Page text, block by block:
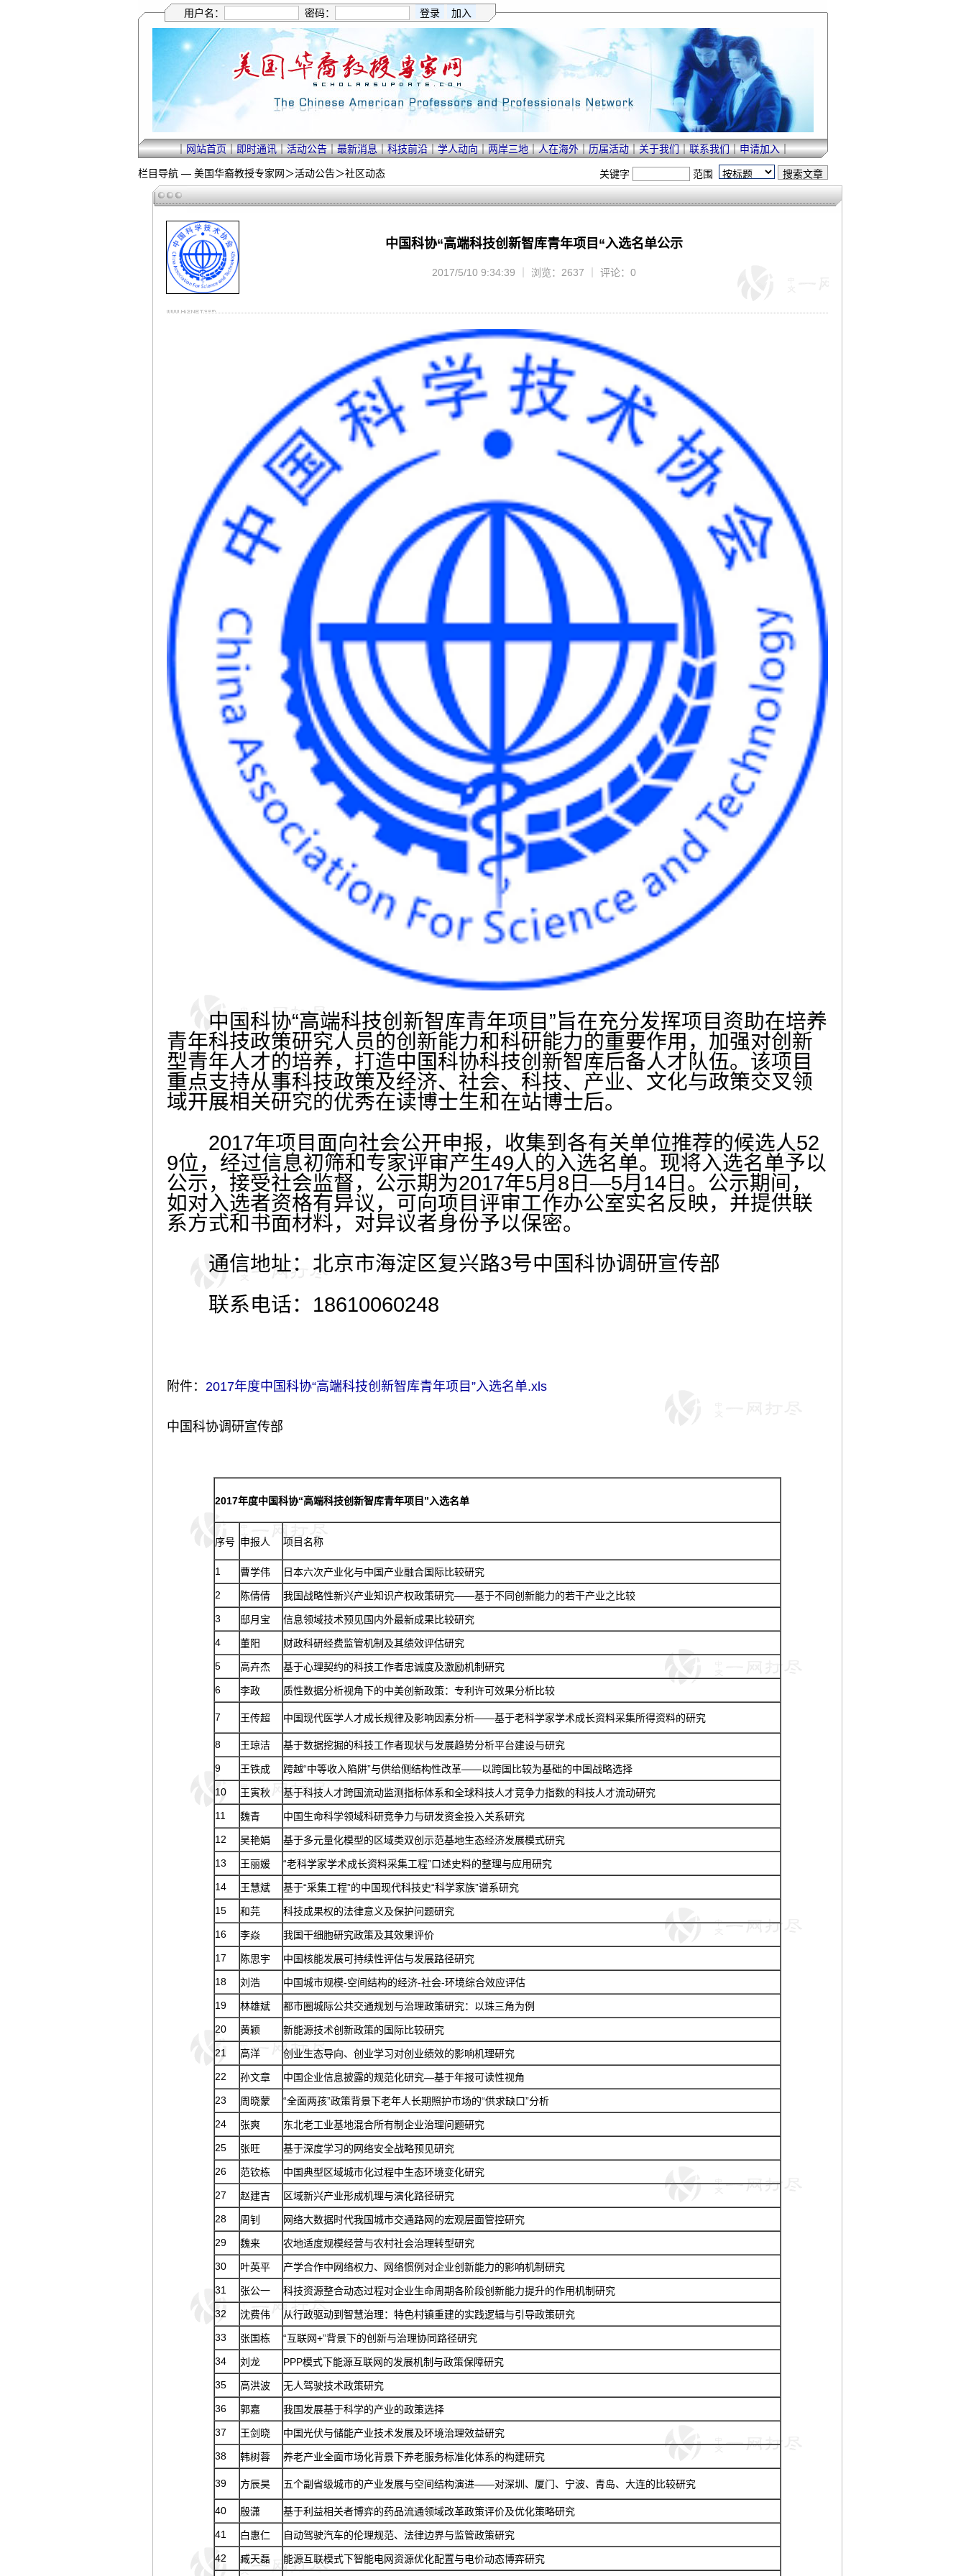
用户名： 密码：
｜网站首页｜即时通讯｜活动公告｜最新消息｜科技前沿｜学人动向｜两岸三地｜人在海外｜历届活动｜关于我们｜联系我们｜申请加入｜
栏目导航 — 美国华裔教授专家网＞活动公告＞社区动态 关键字 范围
中国科协“高端科技创新智库青年项目“入选名单公示
2017/5/10 9:34:39 ｜ 浏览：2637 ｜ 评论：0
中国科协“高端科技创新智库青年项目”旨在充分发挥项目资助在培养
青年科技政策研究人员的创新能力和科研能力的重要作用，加强对创新
型青年人才的培养，打造中国科协科技创新智库后备人才队伍。该项目
重点支持从事科技政策及经济、社会、科技、产业、文化与政策交叉领
域开展相关研究的优秀在读博士生和在站博士后。
2017年项目面向社会公开申报，收集到各有关单位推荐的候选人52
9位，经过信息初筛和专家评审产生49人的入选名单。现将入选名单予以
公示，接受社会监督，公示期为2017年5月8日—5月14日。公示期间，
如对入选者资格有异议，可向项目评审工作办公室实名反映，并提供联
系方式和书面材料，对异议者身份予以保密。
通信地址：北京市海淀区复兴路3号中国科协调研宣传部
联系电话：18610060248
附件： 2017年度中国科协“高端科技创新智库青年项目”入选名单.xls
中国科协调研宣传部
2017年度中国科协“高端科技创新智库青年项目”入选名单
序号 申报人 项目名称
1 曹学伟
日本六次产业化与中国产业融合国际比较研究
2
陈倩倩
我国战略性新兴产业知识产权政策研究——基于不同创新能力的若干产业之比较
3
邸月宝
信息领域技术预见国内外最新成果比较研究
4
董阳
财政科研经费监管机制及其绩效评估研究
5
高卉杰
基于心理契约的科技工作者忠诚度及激励机制研究
6
李政 质性数据分析视角下的中美创新政策：专利许可效果分析比较
7 王传超 中国现代医学人才成长规律及影响因素分析——基于老科学家学术成长资料采集所得资料的研究
8 王琼洁
基于数据挖掘的科技工作者现状与发展趋势分析平台建设与研究
9
王铁成
跨越“中等收入陷阱”与供给侧结构性改革——以跨国比较为基础的中国战略选择
10
王寅秋
基于科技人才跨国流动监测指标体系和全球科技人才竞争力指数的科技人才流动研究
11
魏青
中国生命科学领域科研竞争力与研发资金投入关系研究
12
吴艳娟
基于多元量化模型的区域类双创示范基地生态经济发展模式研究
13
王丽媛
“老科学家学术成长资料采集工程”口述史料的整理与应用研究
14
王慧斌
基于“采集工程”的中国现代科技史“科学家族”谱系研究
15
和芫
科技成果权的法律意义及保护问题研究
16
李焱
我国干细胞研究政策及其效果评价
17
陈思宇
中国核能发展可持续性评估与发展路径研究
18
刘浩
中国城市规模-空间结构的经济-社会-环境综合效应评估
19
林雄斌
都市圈城际公共交通规划与治理政策研究：以珠三角为例
20
黄颖
新能源技术创新政策的国际比较研究
21
高洋
创业生态导向、创业学习对创业绩效的影响机理研究
22
孙文章
中国企业信息披露的规范化研究—基于年报可读性视角
23
周晓蒙
“全面两孩”政策背景下老年人长期照护市场的“供求缺口”分析
24
张爽
东北老工业基地混合所有制企业治理问题研究
25
张旺
基于深度学习的网络安全战略预见研究
26
范钦栋
中国典型区域城市化过程中生态环境变化研究
27
赵建吉
区域新兴产业形成机理与演化路径研究
28
周钊
网络大数据时代我国城市交通路网的宏观层面管控研究
29
魏来
农地适度规模经营与农村社会治理转型研究
30
叶英平
产学合作中网络权力、网络惯例对企业创新能力的影响机制研究
31
张公一
科技资源整合动态过程对企业生命周期各阶段创新能力提升的作用机制研究
32
沈费伟
从行政驱动到智慧治理：特色村镇重建的实践逻辑与引导政策研究
33
张国栋
“互联网+”背景下的创新与治理协同路径研究
34
刘龙
PPP模式下能源互联网的发展机制与政策保障研究
35
高洪波
无人驾驶技术政策研究
36
郭嘉
我国发展基于科学的产业的政策选择
37
王剑晓
中国光伏与储能产业技术发展及环境治理效益研究
38
韩树蓉 养老产业全面市场化背景下养老服务标准化体系的构建研究
39 方辰昊 五个副省级城市的产业发展与空间结构演进——对深圳、厦门、宁波、青岛、大连的比较研究
40 殷潇
基于利益相关者博弈的药品流通领域改革政策评价及优化策略研究
41
白惠仁
自动驾驶汽车的伦理规范、法律边界与监管政策研究
42
臧天磊
能源互联模式下智能电网资源优化配置与电价动态博弈研究